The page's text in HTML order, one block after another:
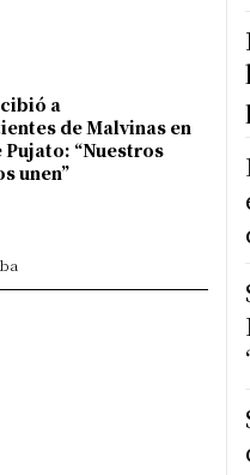
a
de Malvinas en
Pujato: “Nuestros
unen”